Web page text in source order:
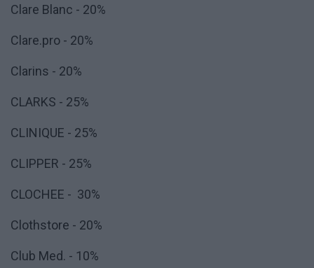
Clare Blanc - 20%
Clare.pro - 20%
Clarins - 20%
CLARKS - 25%
CLINIQUE - 25%
CLIPPER - 25%
CLOCHEE - 30%
Clothstore - 20%
Club Med. - 10%